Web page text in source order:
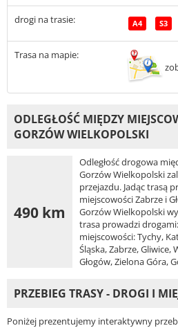
drogi na trasie: A4 S3
Trasa na mapie:
ODLEGŁOŚĆ MIĘDZY
GORZÓW WIELKOPOLSKI
490 km
Odległość drogowa
Gorzów Wielkopolski
przejazdu. Jadąc trasą
miejscowości Zabrze i
Gorzów Wielkopolski
trasa prowadzi drogami:
miejscowości: Tychy,
Śląska, Zabrze, Gliwice,
Głogów, Zielona Góra,
PRZEBIEG TRASY - DROGI I
Poniżej prezentujemy interaktywny